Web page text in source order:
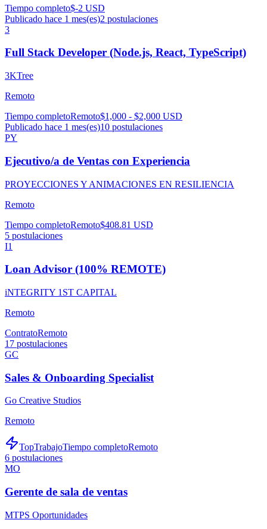
Tiempo completo$-2 USD
Publicado hace 1 mes(es)2 postulaciones
3
Full Stack Developer (Node.js, React, TypeScript)
3KTree
Remoto
Tiempo completoRemoto$1,000 - $2,000 USD
Publicado hace 1 mes(es)10 postulaciones
PY
Ejecutivo/a de Ventas con Experiencia
PROYECCIONES Y ANIMACIONES EN RESILIENCIA
Remoto
Tiempo completoRemoto$408.81 USD
5 postulaciones
I1
Loan Advisor (100% REMOTE)
iNTEGRITY 1ST CAPITAL
Remoto
ContratoRemoto
17 postulaciones
GC
Sales & Onboarding Specialist
Go Creative Studios
Remoto
TopTrabajoTiempo completoRemoto
6 postulaciones
MO
Gerente de sala de ventas
MTPS Oportunidades